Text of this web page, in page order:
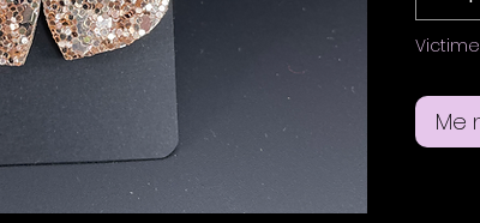
dorés
Taille
2 cm
Me